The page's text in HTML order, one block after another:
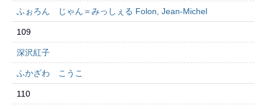
ふぉろん じゃん＝みっしぇる Folon, Jean-Michel
109
深沢紅子
ふかざわ こうこ
110